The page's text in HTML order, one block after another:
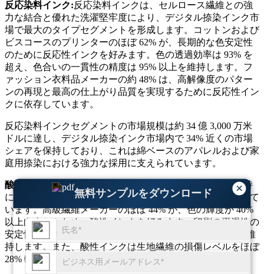
×
無料サンプルをダウンロード
反応染料インク:反応染料インクは、セルロース繊維との強
力な結合と優れた洗濯堅牢度により、デジタル捺染インク市
場で最大のタイプセグメントを形成します。コットンおよび
ビスコースのプリンターのほぼ 62% が、長期的な色安定性
のために反応性インクを好みます。色の透過効率は 93% を
超え、色合いの一貫性の精度は 95% 以上を維持します。フ
ァッション衣料品メーカーの約 48% は、高解像度のパター
ンの再現と最高の仕上がり品質を実現するために反応性イン
クに依存しています。
反応染料インクセグメントの市場規模は約 34 億 3,000 万米
ドルに達し、デジタル捺染インク市場内で 34% 近くの市場
シェアを保持しており、これは綿ベースのアパレルおよび家
庭用捺染における強力な採用に支えられています。
酸性インク:酸性インクは、優れた明るさと柔らかさの保持
により、シルク、ウール、ナイロンの織物に広く使用されて
います。高級繊維メーカーのほぼ 44% が、色の輝度が 40%
以上向上したため、酸性インクを好みます。印刷の平滑性の
安定性は 92% を超え、バッチ一貫性の精度は 95% 近くを維
持します。また、酸性インクは生地繊維の損傷レベルをほぼ
28% 軽減し、最高の繊維品質基準をサポートします。